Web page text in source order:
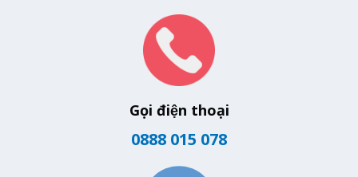
Gọi điện thoại
0888 015 078